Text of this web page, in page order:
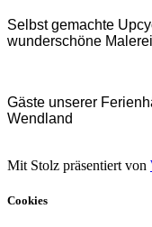
Selbst gemachte
wunderschöne
Gäste unserer
Wendland
Mit Stolz präsentiert von
Cookies